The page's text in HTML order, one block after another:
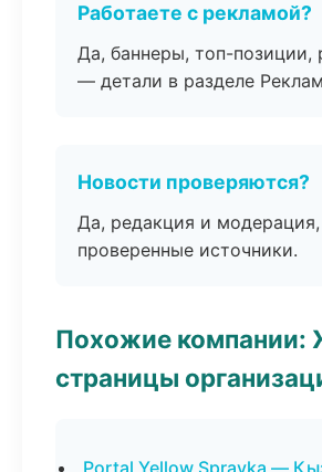
Работаете с рекламой?
Да, баннеры, топ-позиции,
— детали в разделе
Новости проверяются?
Да, редакция и
проверенные источники.
Похожие компании:
страницы
Portal Yellow Spravka —